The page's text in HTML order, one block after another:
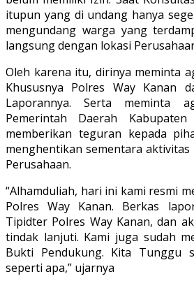
itupun yang di undang hanya
mengundang warga yang
langsung dengan lokasi
Oleh karena itu, dirinya meminta
Khususnya Polres Way Kanan
Laporannya. Serta meminta
Pemerintah Daerah
memberikan teguran kepada
menghentikan sementara
Perusahaan.
“Alhamduliah, hari ini kami resmi
Polres Way Kanan. Berkas
Tipidter Polres Way Kanan, dan
tindak lanjuti. Kami juga sudah
Bukti Pendukung. Kita Tunggu
seperti apa,” ujarnya